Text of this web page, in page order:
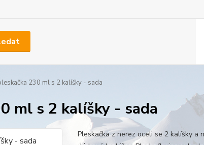
230 ml s 2 kalíšky - sada
ml s 2 kalíšky - sada
Pleskačka z nerez oceli se 2 kalíšky a